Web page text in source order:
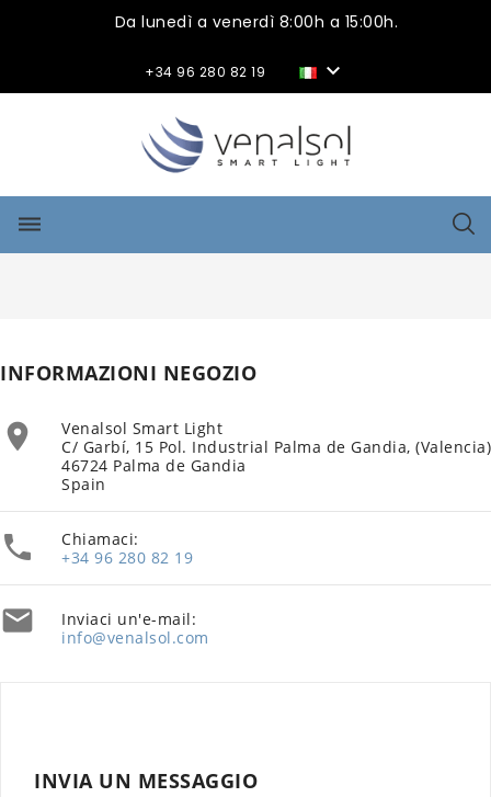
Da lunedì a venerdì 8:00h a 15:00h.
+34 96 280 82 19 
dehaze
INFORMAZIONI NEGOZIO

Venalsol Smart Light
C/ Garbí, 15 Pol. Industrial Palma de Gandia, (Valencia)
46724 Palma de Gandia
Spain

Chiamaci:
+34 96 280 82 19

Inviaci un'e-mail:
info@venalsol.com
INVIA UN MESSAGGIO